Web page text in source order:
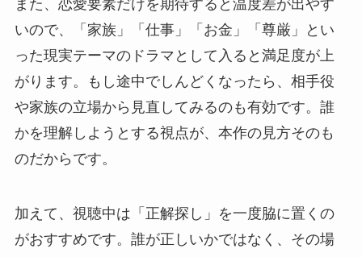
また、恋愛要素だけを期待すると温度差が出やす
いので、「家族」「仕事」「お金」「尊厳」とい
った現実テーマのドラマとして入ると満足度が上
がります。もし途中でしんどくなったら、相手役
や家族の立場から見直してみるのも有効です。誰
かを理解しようとする視点が、本作の見方そのも
のだからです。
加えて、視聴中は「正解探し」を一度脇に置くの
がおすすめです。誰が正しいかではなく、その場